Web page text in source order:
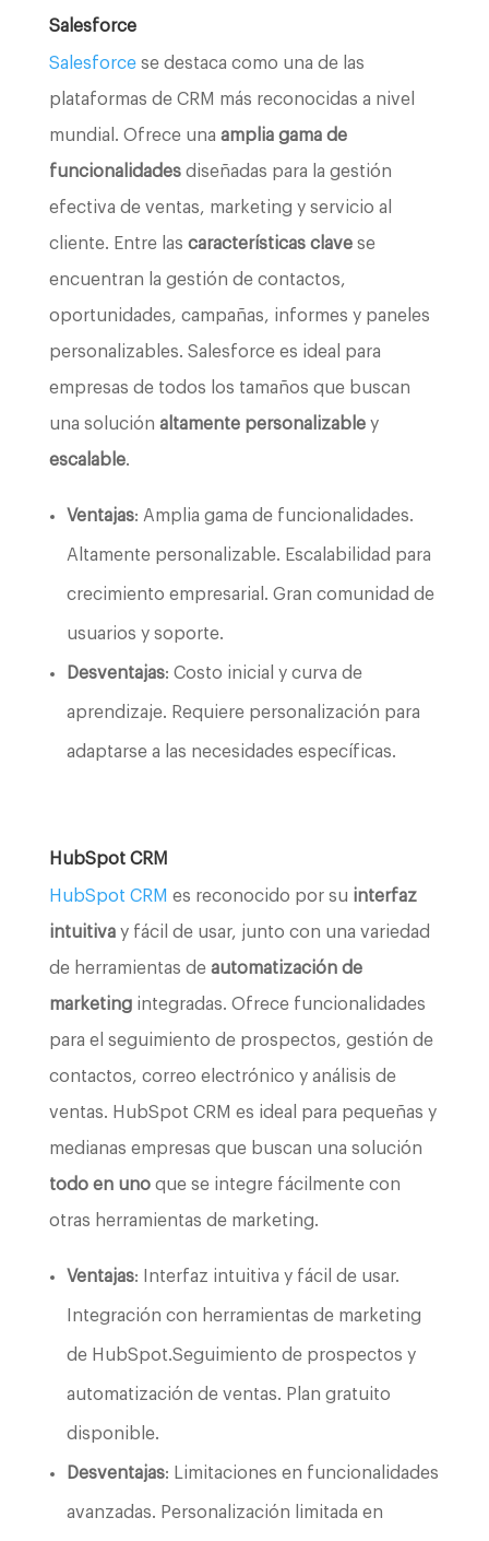
Salesforce
Salesforcese destaca como una de las
plataformas de CRM más reconocidas a nivel
mundial. Ofrece una amplia gama de
funcionalidadesdiseñadas para la gestión
efectiva de ventas, marketing y servicio al
cliente. Entre las características clavese
encuentran la gestión de contactos,
oportunidades, campañas, informes y paneles
personalizables. Salesforce es ideal para
empresas de todos los tamaños que buscan
una solución altamente personalizabley
escalable.
Ventajas: Amplia gama de funcionalidades.
Altamente personalizable. Escalabilidad para
crecimiento empresarial. Gran comunidad de
usuarios y soporte.
Desventajas: Costo inicial y curva de
aprendizaje. Requiere personalización para
adaptarse a las necesidades específicas.
HubSpot CRM
HubSpot CRM es reconocido por su interfaz
intuitivay fácil de usar, junto con una variedad
de herramientas de automatización de
marketingintegradas. Ofrece funcionalidades
para el seguimiento de prospectos, gestión de
contactos, correo electrónico y análisis de
ventas. HubSpot CRM es ideal para pequeñas y
medianas empresas que buscan una solución
todo en unoque se integre fácilmente con
otras herramientas de marketing.
Ventajas: Interfaz intuitiva y fácil de usar.
Integración con herramientas de marketing
de HubSpot.Seguimiento de prospectos y
automatización de ventas. Plan gratuito
disponible.
Desventajas: Limitaciones en funcionalidades
avanzadas. Personalización limitada en